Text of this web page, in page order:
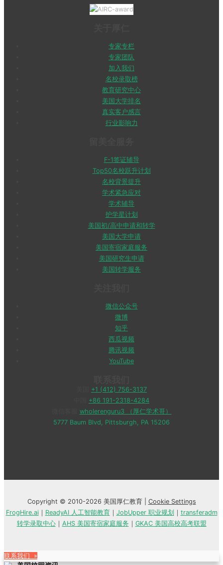
专家专栏
专家团队
加入我们
名校录取榜
教育研究中心
美国大学排名
真实客户感言
行业影响力
F-1签证辅导
Top50名校跃升计划
名校背景提升
学术紧急应对
学术辅导
护学星计划
美国初/高中申请和转学
美国大学申请
美国寄宿家庭服务
美国研究生申请
美国转学服务
微信公众号
微博
知乎
西瓜视频
腾讯视频
YouTube
+1 (412) 756-3137
+86 191-2318-4284
wholerenguru3 （厚仁学术哥）
5777 Baum Blvd, Pittsburgh, PA 15206
Copyright © 2010-2026 美国厚仁教育 | Cookie Settings
FrogHire.ai｜ ReadyAI 人工智能教育｜ JobUpper 职业规划 ｜ transferadm
转学录取中心｜ AHS 美国寄宿家庭服务 ｜ GKAC 美国高校高考联盟
联系我们 »